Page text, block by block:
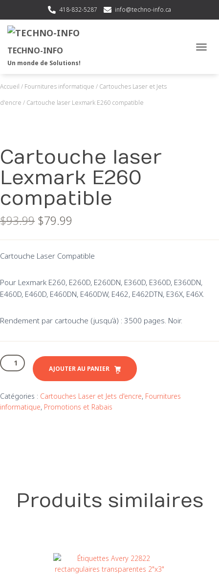
418-832-5287 info@techno-info.ca
TECHNO-INFO
Un monde de Solutions!
Accueil / Fournitures informatique / Cartouches Laser et Jets
d'encre / Cartouche laser Lexmark E260 compatible
Cartouche laser
Lexmark E260
compatible
$93.99 Le
était :
$79.99
est :
Cartouche Laser Compatible
Pour Lexmark E260, E260D, E260DN, E360D, E360D, E360DN,
E460D, E460D, E460DN, E460DW, E462, E462DTN, E36X, E46X.
Rendement par cartouche (jusqu’à) : 3500 pages. Noir.
quantité
de
Cartouche
Lexmark
E260
AJOUTER AU PANIER
Catégories : Cartouches Laser et Jets d'encre, Fournitures
informatique, Promotions et Rabais
Produits similaires